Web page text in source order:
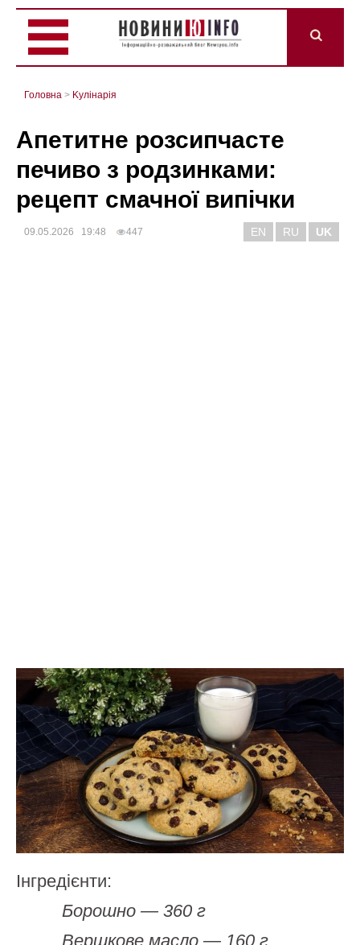
Головна > Kулінарія
Апетитне розсипчасте
печиво з родзинками:
рецепт смачної випічки
09.05.2026 19:48 447 EN RU UK
Інгредієнти:
Борошно — 360 г
Вершкове масло — 160 г